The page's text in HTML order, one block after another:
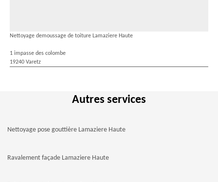
Nettoyage demoussage de toiture Lamaziere Haute
1 impasse des colombe
19240 Varetz
Autres services
Nettoyage pose gouttière Lamaziere Haute
Ravalement façade Lamaziere Haute